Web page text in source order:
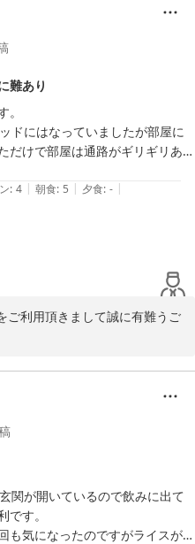
したと言うお言葉機械に頼り過
ございます。
元気にご出発していただける
ます。
誠にありがとうございまし
りお待ちしております。
難あり
ドにはなっていましたが部屋に
だけで部屋は通路がギリギリある
かったです。
注しておいて欲しかったです。
: 4 | 朝食: 5 | 夕食: - |
ご利用頂きまして誠に有難うご
はご迷惑をお掛けいたしまし
ウト及びベッドサイズの変更
。
い注しておいて欲しかったで
ありますがこまめなチェックを
て誠にありがとうございまし
関が開いているので飲みに出て
す。
も気になったのですがライスが美